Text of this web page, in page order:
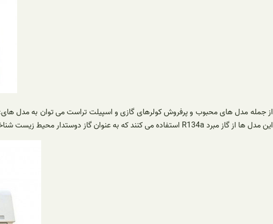
این مدل ها از گاز مبرد R134a استفاده می کنند که به عنوان گاز دوستدار محیط زیست شناخته می شوند.